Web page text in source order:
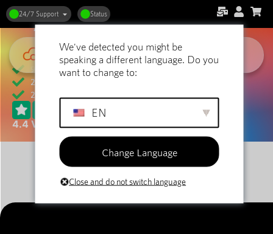
24/7 Support Status
Bij Digi Hosting draait alles om
betrouwbaarheid,
snelheid en service
. Met onze Service Level
Agreement (SLA) garanderen wij dat jij kunt
hostingomgeving – 24/7.
99,9% uptime
24/7 support, dag & nacht en op feestdagen
24/7 monitoring
4.4 VAN 5 STERREN OP TRUSTPILOT
We've detected you might be
speaking a different language. Do you
want to change to:
EN
Change Language
Close and do not switch language